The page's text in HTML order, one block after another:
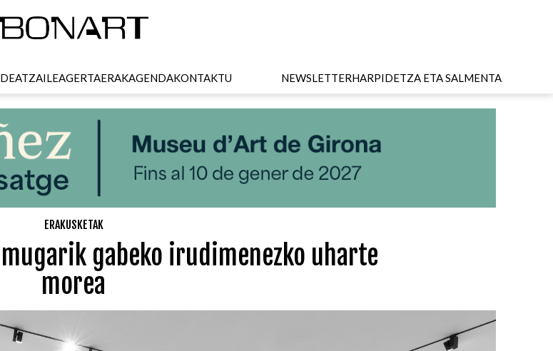
GERTAERAKAGENDAKONTAKTU NEWSLETTERHARPIDETZA ETA SALMENTA
ERAKUSKETAK
gabeko irudimenezko uharte
morea